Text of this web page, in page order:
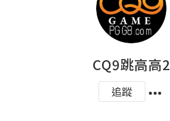
CQ9跳高高2
追蹤